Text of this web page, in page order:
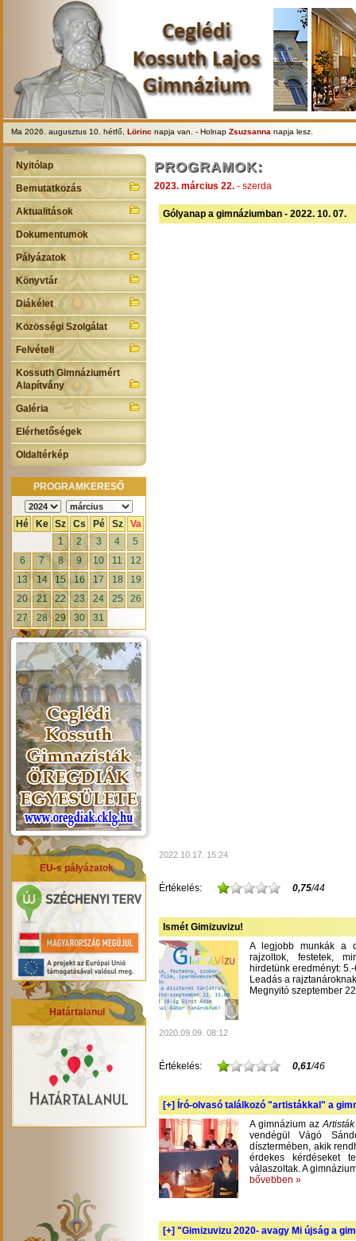
Ma 2026. augusztus 10. hétfő, Lörinc napja van. - Holnap Zsuzsanna napja lesz.
Nyitólap
Bemutatkozás
Aktualitások
Dokumentumok
Pályázatok
Könyvtár
Diákélet
Közösségi Szolgálat
Felvételi
Kossuth Gimnáziumért
Alapítvány
Galéria
Elérhetőségek
Oldaltérkép
PROGRAMKERESŐ
Hé Ke Sz Cs Pé Sz
Va
1
2 3 4
5
6
7 8 9 10 11
12
13
14 15 16 17 18
19
20
21 22 23 24 25
26
27
28 29 30 31
EU-s pályázatok
Határtalanul
PROGRAMOK:
2023. március 22. - szerda
Gólyanap a gimnáziumban - 2022. 10. 07.
2022.10.17. 15:24
Értékelés: 0,75/44
Ismét Gimizuvizu!
A legjobb munkák a
rajzoltok, festetek,
hirdetünk eredményt:
Leadás a
Megnyitó szeptember
2020.09.09. 08:12
Értékelés: 0,61/46
[+] Író-olvasó találkozó "artistákkal" a
A gimnázium az
vendégül Vágó
dísztermében, akik
érdekes kérdéseket
válaszoltak. A
bővebben »
[+] "Gimizuvizu 2020- avagy Mi újság a